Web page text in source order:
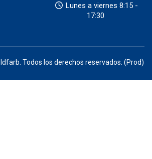
Lunes a viernes 8:15 -
17:30
Todos los derechos reservados. (Prod)